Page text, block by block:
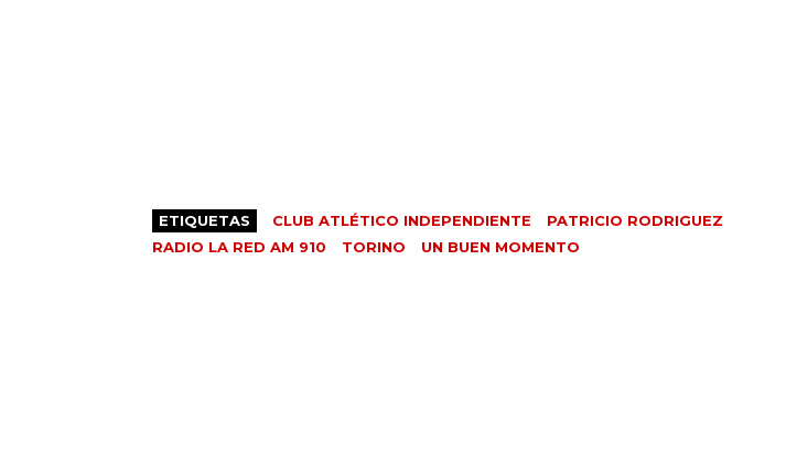
ETIQUETAS CLUB ATLÉTICO INDEPENDIENTE
PATRICIO RODRIGUEZ
RADIO LA RED AM 910
TORINO UN BUEN MOMENTO